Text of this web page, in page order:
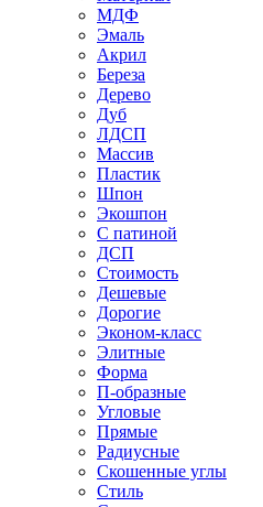
МДФ
Эмаль
Акрил
Береза
Дерево
Дуб
ЛДСП
Массив
Пластик
Шпон
Экошпон
С патиной
ДСП
Стоимость
Дешевые
Дорогие
Эконом-класс
Элитные
Форма
П-образные
Угловые
Прямые
Радиусные
Скошенные углы
Стиль